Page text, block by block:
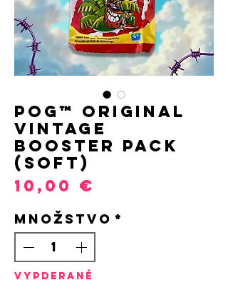
POG™ Original
Vintage
Booster Pack
(soft)
10,00 €
Množstvo *
VYPDERANÉ